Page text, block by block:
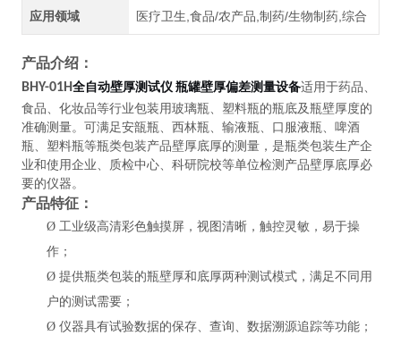
应用领域 医疗卫生,食品/农产品,制药/生物制药,综合
产品介绍：
BHY-01H全自动壁厚测试仪 瓶罐壁厚偏差测量设备适用于药品、
食品、化妆品等行业包装用玻璃瓶、塑料瓶的瓶底及瓶壁厚度的
准确测量。可满足安瓿瓶、西林瓶、输液瓶、口服液瓶、啤酒
瓶、塑料瓶等瓶类包装产品壁厚底厚的测量，是瓶类包装生产企
业和使用企业、质检中心、科研院校等单位检测产品壁厚底厚必
要的仪器。
产品特征：
Ø 工业级高清彩色触摸屏，视图清晰，触控灵敏，易于操
作；
Ø 提供瓶类包装的瓶壁厚和底厚两种测试模式，满足不同用
户的测试需要；
Ø 仪器具有试验数据的保存、查询、数据溯源追踪等功能；